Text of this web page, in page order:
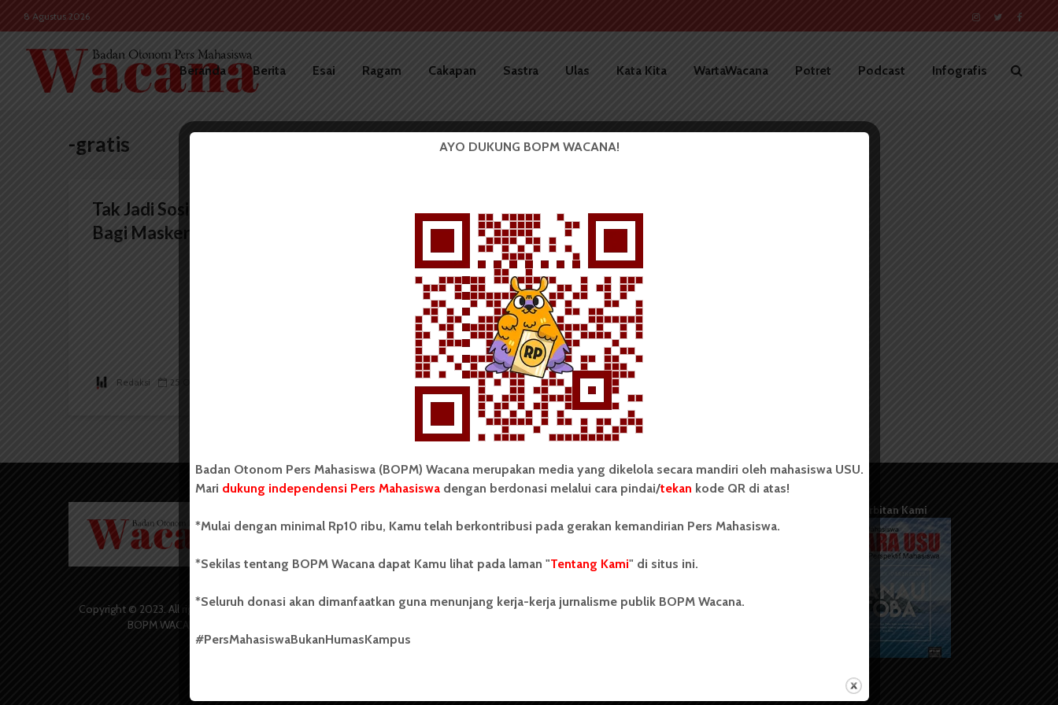
8 Agustus 2026
Beranda Berita Esai Ragam Cakapan Sastra Ulas Kata Kita WartaWacana Potret Podcast Infografis
-gratis
Tak Jadi Sosialisasi, KSE USU
Bagi Masker Gratis
Redaksi 25 Oktober 2015
Copyright © 2023. All rights reserved
BOPM WACANA.
Wacana merupakan pers mahasiswa
secara mandiri oleh mahasiswa
Universitas Sumatera Utara (USU).
salah satu Unit Kegiatan Mahasiswa
dengan nama Pers Mahasiswa SUARA
USU yang berdiri pada 1 Juli 1995.
Info Iklan
Pedoman Media Siber
Terbitan Kami
AYO DUKUNG BOPM WACANA!
Badan Otonom Pers Mahasiswa (BOPM) Wacana merupakan media yang dikelola secara mandiri oleh mahasiswa USU.
Mari dukung independensi Pers Mahasiswadengan berdonasi melalui cara pindai/tekan kode QR di atas!
*Mulai dengan minimal Rp10 ribu, Kamu telah berkontribusi pada gerakan kemandirian Pers Mahasiswa.
*Sekilas tentang BOPM Wacana dapat Kamu lihat pada laman "Tentang Kami" di situs ini.
*Seluruh donasi akan dimanfaatkan guna menunjang kerja-kerja jurnalisme publik BOPM Wacana.
#PersMahasiswaBukanHumasKampus